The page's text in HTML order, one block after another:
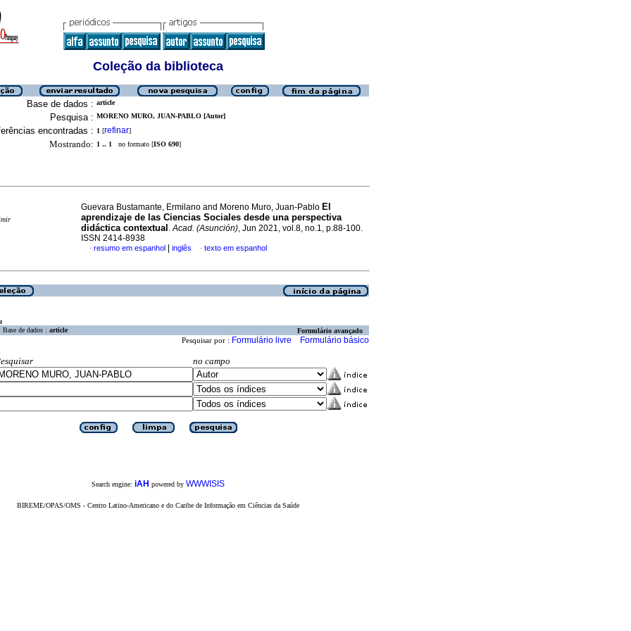
Coleção da biblioteca
Base de dados : article
Pesquisa : MORENO MURO, JUAN-PABLO [Autor]
encontradas : 1 [refinar]
Mostrando: 1 .. 1 no formato [ISO 690]
Guevara Bustamante, Ermilano and Moreno Muro, Juan-Pablo El
aprendizaje de las Ciencias Sociales desde una perspectiva
didáctica contextual .Acad. (Asunción), Jun 2021, vol.8, no.1, p.88-100.
ISSN 2414-8938
· resumo em espanhol inglês · texto em espanhol
Base de dados : article Formulário avançado
Pesquisar por : Formulário livre Formulário básico
no campo
Search engine: iAH powered by WWWISIS
BIREME/OPAS/OMS - Centro Latino-Americano e do Caribe de Informação em Ciências da Saúde